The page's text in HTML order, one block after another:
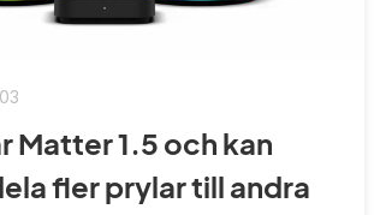
Matter 1.5 och kan
fler prylar till andra